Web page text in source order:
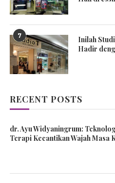
7
Inilah
Hadir
RECENT POSTS
dr. Ayu Widyaningrum:
Terapi Kecantikan Wajah Masa